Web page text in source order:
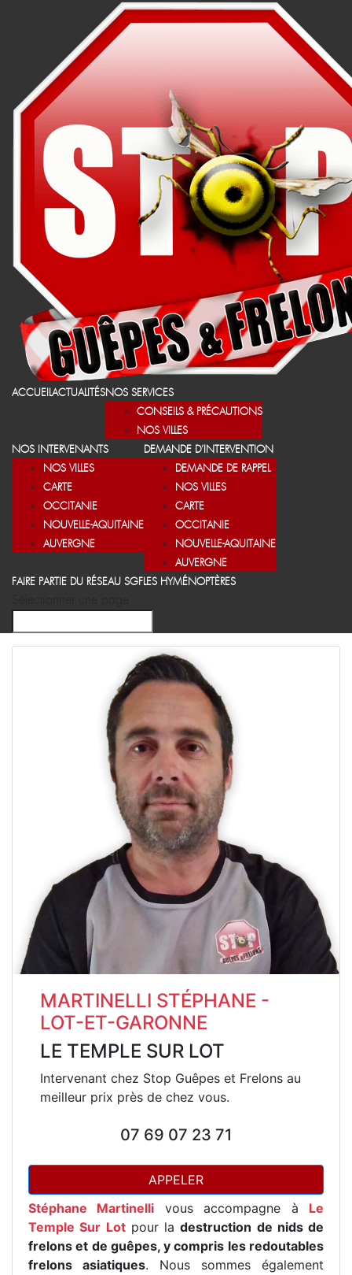
ACCUEILACTUALITÉSNOS SERVICES
CONSEILS & PRÉCAUTIONS
NOS VILLES
NOS INTERVENANTS
NOS VILLES
CARTE
OCCITANIE
NOUVELLE-AQUITAINE
AUVERGNE
DEMANDE D’INTERVENTION
DEMANDE DE RAPPEL
NOS VILLES
CARTE
OCCITANIE
NOUVELLE-AQUITAINE
AUVERGNE
FAIRE PARTIE DU RÉSEAU SGFLES HYMÉNOPTÈRES
MARTINELLI STÉPHANE -
LOT-ET-GARONNE
LE TEMPLE SUR LOT
Intervenant chez Stop Guêpes et Frelons au
meilleur prix près de chez vous.
07 69 07 23 71
APPELER
Stéphane Martinelli vous accompagne à Le
Temple Sur Lotpour ladestruction de nids de
frelons et de guêpes, y compris les redoutables
frelons asiatiques. Nous sommes également